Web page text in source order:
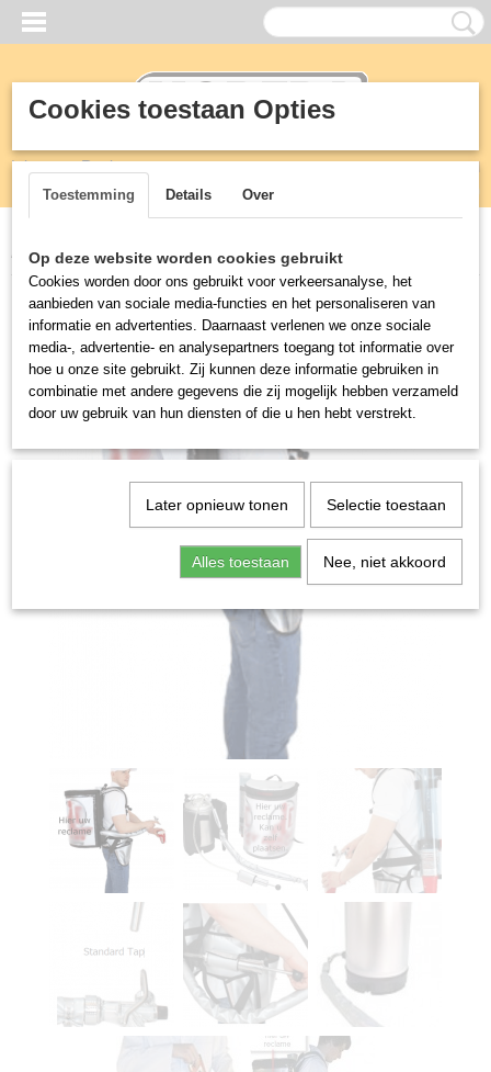
Inloggen Registreren
(0)
Home >Drankenrugzak>Bierrugzak>Bierrugzak 11L en pomp
Cookies toestaan Opties
Toestemming Details Over
Op deze website worden cookies gebruikt
Cookies worden door ons gebruikt voor verkeersanalyse, het
aanbieden van sociale media-functies en het personaliseren van
informatie en advertenties. Daarnaast verlenen we onze sociale
media-, advertentie- en analysepartners toegang tot informatie over
hoe u onze site gebruikt. Zij kunnen deze informatie gebruiken in
combinatie met andere gegevens die zij mogelijk hebben verzameld
door uw gebruik van hun diensten of die u hen hebt verstrekt.
Later opnieuw tonen Selectie toestaan
Alles toestaan Nee, niet akkoord